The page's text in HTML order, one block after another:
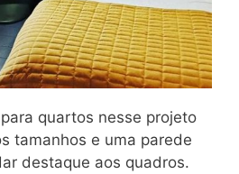
quartos nesse projeto
tamanhos e uma parede
destaque aos quadros.